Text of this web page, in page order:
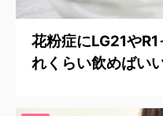
花粉症にLG21や
れくらい飲めばい